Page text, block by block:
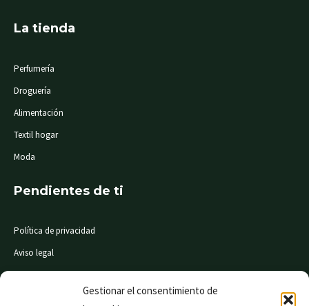
Gestionar el consentimiento de
La tienda
Perfumería
Droguería
Alimentación
Textil hogar
Moda
Pendientes de ti
Política de privacidad
Aviso legal
Condiciones de compra